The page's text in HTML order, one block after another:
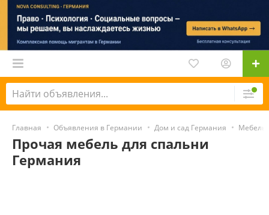
Главная Объявления в Германии Дом и сад Германия Мебель
Прочая мебель для спальни
Германия